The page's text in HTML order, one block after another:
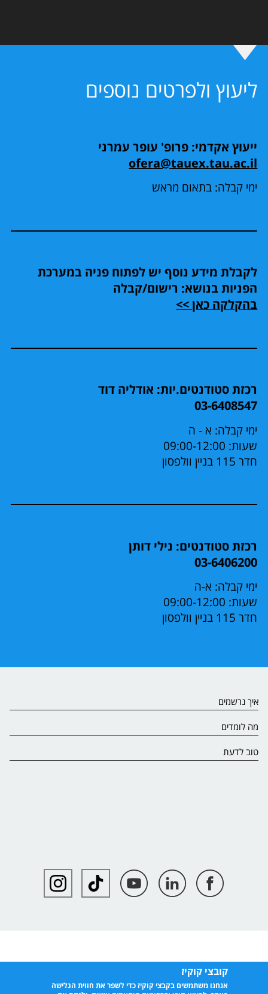
קובצי קוקיז
אנחנו משתמשים בקבצי קוקיז כדי לשפר את חווית הגלישה
ליעוץ ולפרטים נוספים
ייעוץ אקדמי: פרופ' עופר עמרני
ofera@tauex.tau.ac.il
ימי קבלה: בתאום מראש
לקבלת מידע נוסף יש לפתוח פניה במערכת
הפניות בנושא: רישום/קבלה
בהקלקה כאן >>
רכזת סטודנטים.יות: אודליה דוד
03-6408547
ימי קבלה: א - ה
שעות: 09:00-12:00
חדר 115 בניין וולפסון
רכזת סטודנטים: נילי דותן
03-6406200
ימי קבלה: א-ה
שעות: 09:00-12:00
חדר 115 בניין וולפסון
איך נרשמים
מה לומדים
טוב לדעת